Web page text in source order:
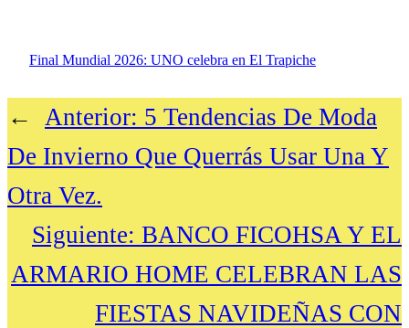
Final Mundial 2026: UNO celebra en El Trapiche
← Anterior: 5 Tendencias De Moda
De Invierno Que Querrás Usar Una Y
Otra Vez.
Siguiente: BANCO FICOHSA Y EL
ARMARIO HOME CELEBRAN LAS
FIESTAS NAVIDEÑAS CON